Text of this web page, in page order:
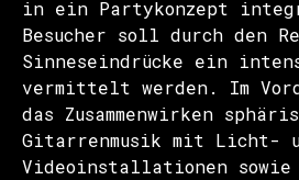
in ein Partykonzept
Besucher soll durch den
Sinneseindrücke ein
vermittelt werden. Im
das Zusammenwirken
Gitarrenmusik mit Licht-
Videoinstallationen sowie